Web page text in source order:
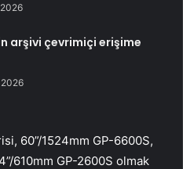
arşivi çevrimiçi erişime
60”/1524mm GP-6600S,
610mm GP-2600S olmak